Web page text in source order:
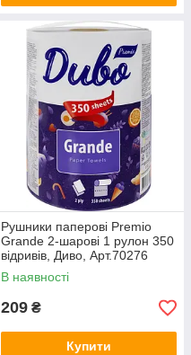
Рушники паперові Premio
Grande 2-шарові 1 рулон 350
відривів, Диво, Арт.70276
В наявності
209 ₴
Купити